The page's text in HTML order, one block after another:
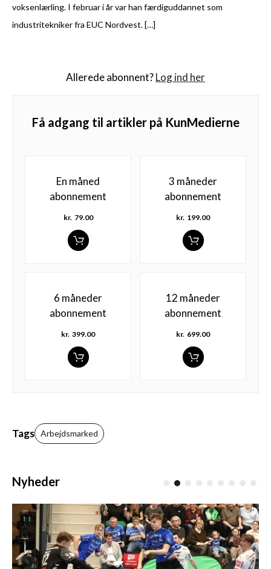
voksenlærling. I februar i år var han færdiguddannet som
industritekniker fra EUC Nordvest. […]
Allerede abonnent?Log ind her
Få adgang til artikler på KunMedierne
En måned
abonnement
kr. 79.00
3 måneder
abonnement
kr. 199.00
6 måneder
abonnement
kr. 399.00
12 måneder
abonnement
kr. 699.00
Tags Arbejdsmarked
Nyheder